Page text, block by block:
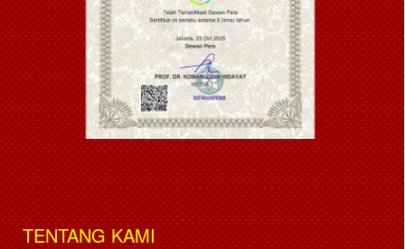
TENTANG KAMI